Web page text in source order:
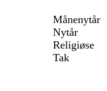
Månenytår
Nytår
Religiøse
Tak